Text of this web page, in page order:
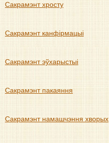
Сакрамэнт хросту
Сакрамэнт канфiрмацыi
Сакрамэнт эўхарыстыi
Сакрамэнт пакаяння
Сакрамэнт намашчэння хворых